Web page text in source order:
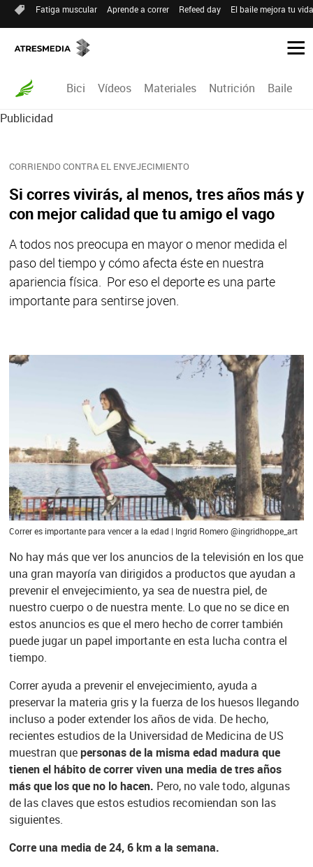
Fatiga muscular Aprende a correr Refeed day El baile mejora tu
Bici Vídeos Materiales Nutrición Baile
Publicidad
CORRIENDO CONTRA EL ENVEJECIMIENTO
Si corres vivirás, al menos, tres años más y
con mejor calidad que tu amigo el vago
A todos nos preocupa en mayor o menor medida el
paso del tiempo y cómo afecta éste en nuestra
apariencia física. Por eso el deporte es una parte
importante para sentirse joven.
Correr es importante para vencer a la edad | Ingrid Romero @ingridhoppe_art
No hay más que ver los anuncios de la televisión en los que
una gran mayoría van dirigidos a productos que ayudan a
prevenir el envejecimiento, ya sea de nuestra piel, de
nuestro cuerpo o de nuestra mente. Lo que no se dice en
estos anuncios es que el mero hecho de correr también
puede jugar un papel importante en esta lucha contra el
tiempo.
Correr ayuda a prevenir el envejecimiento, ayuda a
preservar la materia gris y la fuerza de los huesos llegando
incluso a poder extender los años de vida. De hecho,
recientes estudios de la Universidad de Medicina de US
muestran quepersonas de la misma edad madura que
tienen el hábito de correr viven una media de tres años
más que los que no lo hacen. Pero, no vale todo, algunas
de las claves que estos estudios recomiendan son las
siguientes.
Corre una media de 24, 6 km a la semana.